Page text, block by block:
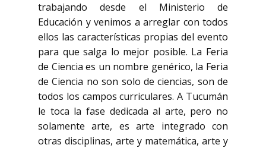
trabajando desde el Ministerio de
Educación y venimos a arreglar con todos
ellos las características propias del evento
para que salga lo mejor posible. La Feria
de Ciencia es un nombre genérico, la Feria
de Ciencia no son solo de ciencias, son de
todos los campos curriculares. A Tucumán
le toca la fase dedicada al arte, pero no
solamente arte, es arte integrado con
otras disciplinas, arte y matemática, arte y